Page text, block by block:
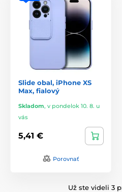
Slide obal, iPhone XS
Max, fialový
Skladom, v pondelok 10. 8. u
vás
5,41 €
Porovnať
Už ste videli 3